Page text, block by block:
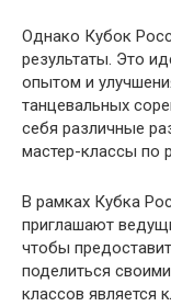
Однако Кубок
результаты. Это
опытом и
танцевальных
себя различные
мастер-классы по
В рамках Кубка
приглашают
чтобы
поделиться
классов является